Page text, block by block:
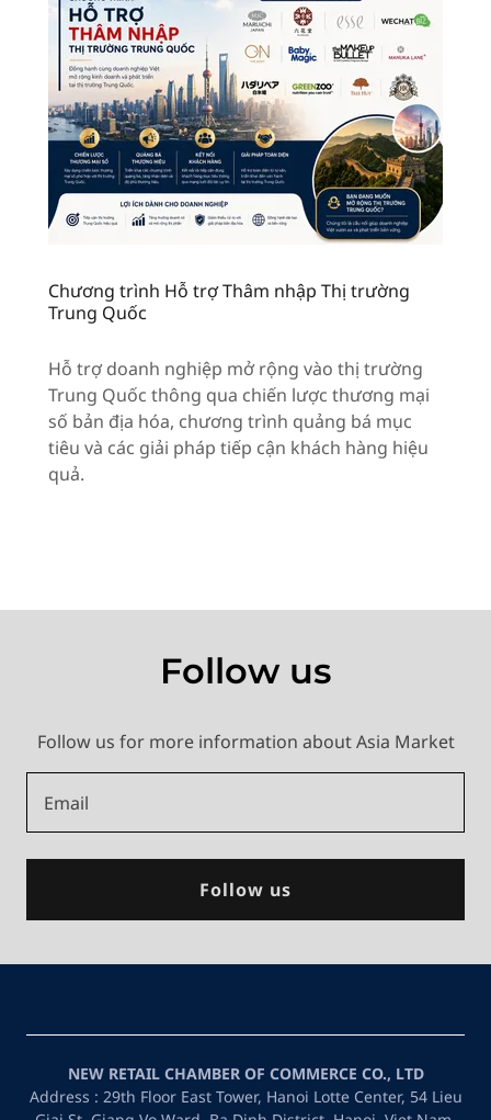
Chương trình Hỗ trợ Thâm nhập Thị trường
Trung Quốc
Hỗ trợ doanh nghiệp mở rộng vào thị trường
Trung Quốc thông qua chiến lược thương mại
số bản địa hóa, chương trình quảng bá mục
tiêu và các giải pháp tiếp cận khách hàng hiệu
quả.
Follow us
Follow us for more information about Asia Market
Email
Follow us
NEW RETAIL CHAMBER OF COMMERCE CO., LTD
Address : 29th Floor East Tower, Hanoi Lotte Center, 54 Lieu